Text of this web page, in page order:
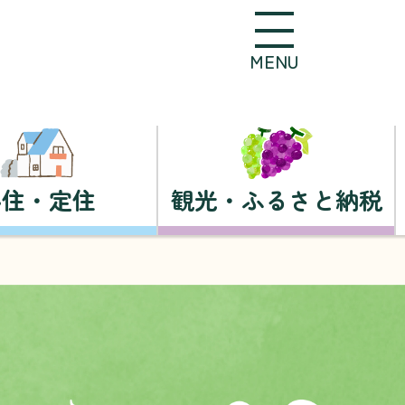
MENU
・定住 観光・ふるさと納税